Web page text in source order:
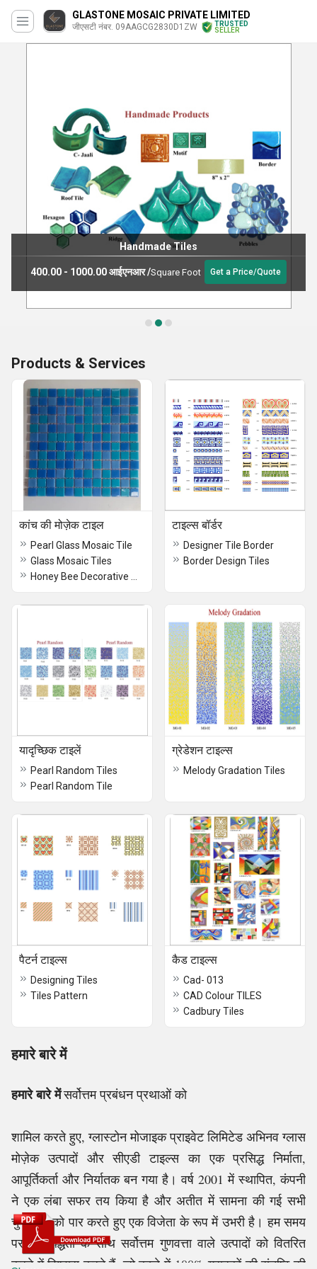
GLASTONE MOSAIC PRIVATE LIMITED
जीएसटी नंबर. 09AAGCG2830D1ZW
TRUSTED
SELLER
Handmade Tiles
400.00 - 1000.00 आईएनआर/Square Foot Get a Price/Quote
Products & Services
कांच की मोज़ेक टाइल
Pearl Glass Mosaic Tile
Glass Mosaic Tiles
टाइल्स बॉर्डर
Designer Tile Border
Border Design Tiles
यादृच्छिक टाइलें
Pearl Random Tiles
Pearl Random Tile
ग्रेडेशन टाइल्स
Melody Gradation Tiles
पैटर्न टाइल्स
Designing Tiles
Tiles Pattern
कैड टाइल्स
Cad- 013
CAD Colour TILES
Cadbury Tiles
हमारे बारे में
हमारे बारे मेंसर्वोत्तम प्रबंधन प्रथाओं को
शामिल करते हुए, ग्लास्टोन मोजाइक प्राइवेट लिमिटेड अभिनव ग्लास
मोज़ेक उत्पादों और सीएडी टाइल्स का एक प्रसिद्ध निर्माता,
आपूर्तिकर्ता और निर्यातक बन गया है। वर्ष 2001 में स्थापित, कंपनी
ने एक लंबा सफर तय किया है और अतीत में सामना की गई सभी
चुनौतियों को पार करते हुए एक विजेता के रूप में उभरी है। हम समय
पर प्रतिबद्धता के साथ सर्वोत्तम गुणवत्ता वाले उत्पादों को वितरित
करने में विश्वास करते हैं, जो बदले में 100% ग्राहकों की संतुष्टि की